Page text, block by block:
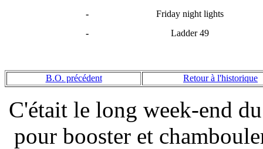
-
Friday night lights
-
Ladder 49
B.O. précédent Retour à l'historique
C'était le long week-end
pour booster et